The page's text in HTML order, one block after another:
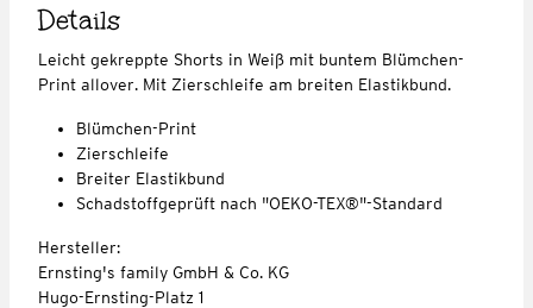
Details
Leicht gekreppte Shorts in Weiß mit buntem Blümchen-
Print allover. Mit Zierschleife am breiten Elastikbund.
Blümchen-Print
Zierschleife
Breiter Elastikbund
Schadstoffgeprüft nach "OEKO-TEX®"-Standard
Hersteller:
Ernsting's family GmbH & Co. KG
Hugo-Ernsting-Platz 1